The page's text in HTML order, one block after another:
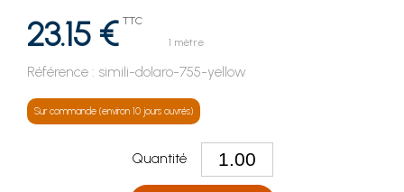
23.15 € TTC
1 mètre
Référence : simili-dolaro-755-yellow
Sur commande (environ 10 jours ouvrés)
Quantité